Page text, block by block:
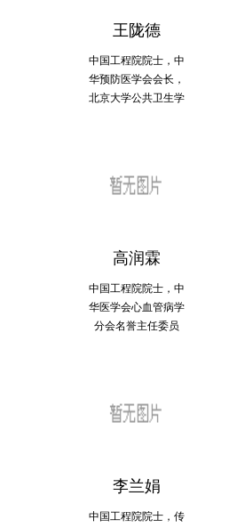
王陇德
中国工程院院士，中
华预防医学会会长，
北京大学公共卫生学
高润霖
中国工程院院士，中
华医学会心血管病学
分会名誉主任委员
李兰娟
中国工程院院士，传